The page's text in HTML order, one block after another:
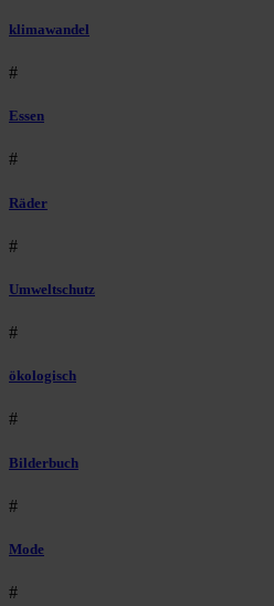
klimawandel
#
Essen
#
Räder
#
Umweltschutz
#
ökologisch
#
Bilderbuch
#
Mode
#